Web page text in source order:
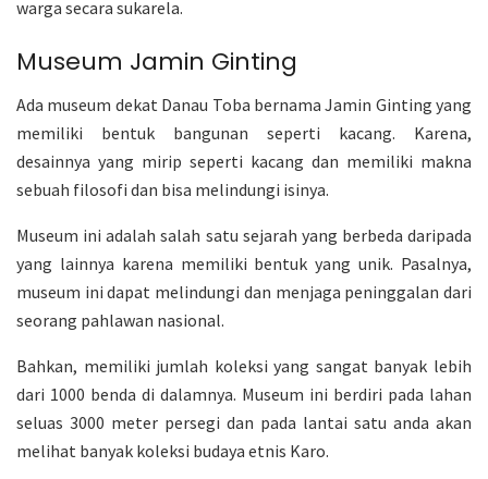
warga secara sukarela.
Museum Jamin Ginting
Ada museum dekat Danau Toba bernama Jamin Ginting yang
memiliki bentuk bangunan seperti kacang. Karena,
desainnya yang mirip seperti kacang dan memiliki makna
sebuah filosofi dan bisa melindungi isinya.
Museum ini adalah salah satu sejarah yang berbeda daripada
yang lainnya karena memiliki bentuk yang unik. Pasalnya,
museum ini dapat melindungi dan menjaga peninggalan dari
seorang pahlawan nasional.
Bahkan, memiliki jumlah koleksi yang sangat banyak lebih
dari 1000 benda di dalamnya. Museum ini berdiri pada lahan
seluas 3000 meter persegi dan pada lantai satu anda akan
melihat banyak koleksi budaya etnis Karo.